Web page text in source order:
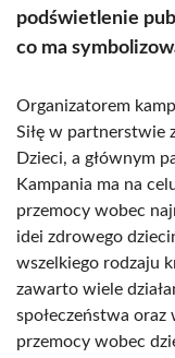
podświetlenie
co ma
Organizatorem
Siłę w partnerstwie
Dzieci, a głównym
Kampania ma na
przemocy wobec
idei zdrowego
wszelkiego rodzaju
zawarto wiele
społeczeństwa
przemocy wobec